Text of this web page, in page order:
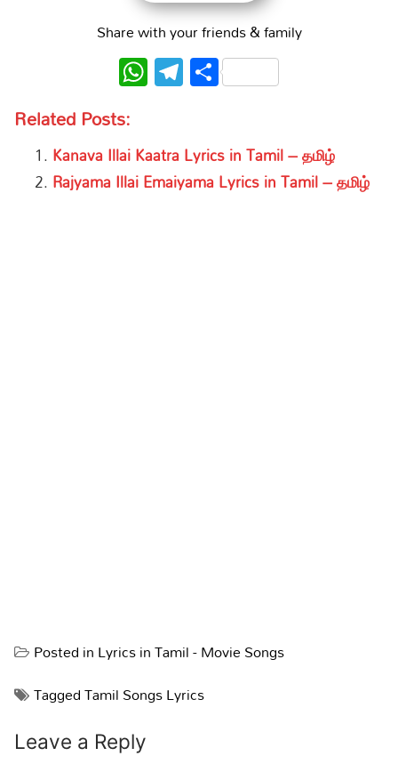
Share with your friends & family
WhatsApp
Telegram
Share
Related Posts:
Kanava Illai Kaatra Lyrics in Tamil – தமிழ்
Rajyama Illai Emaiyama Lyrics in Tamil – தமிழ்
Posted inLyrics in Tamil - Movie Songs
TaggedTamil Songs Lyrics
Leave a Reply